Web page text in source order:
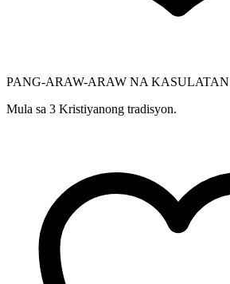
PANG-ARAW-ARAW NA KASULATAN
Mula sa 3 Kristiyanong tradisyon.